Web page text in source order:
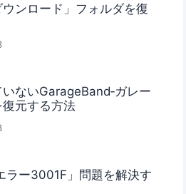
ンロード」フォルダを復
ないGarageBand‐ガレー
元する方法
ラー3001F」問題を解決す